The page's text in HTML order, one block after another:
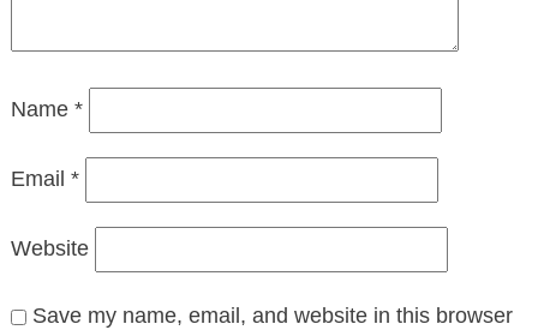
Name *
Email *
Website
Save my name, email, and website in this browser